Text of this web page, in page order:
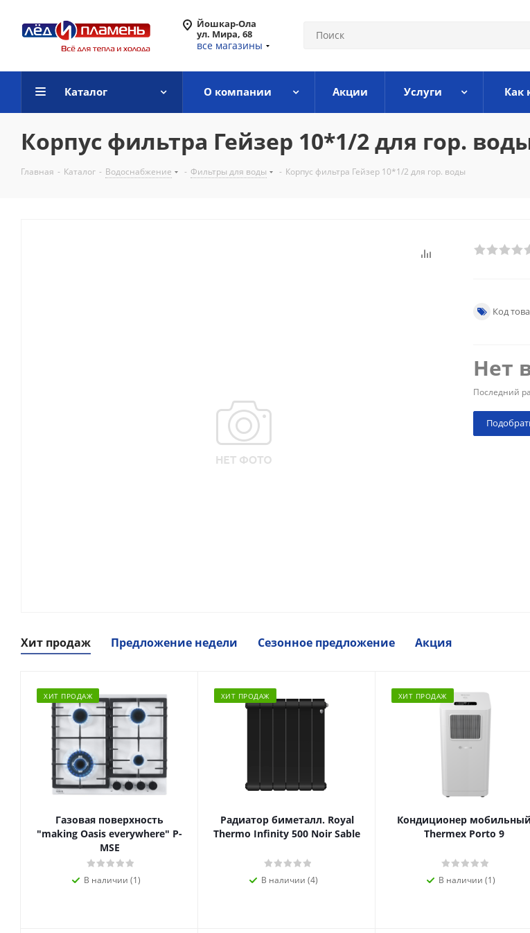
Йошкар-Ола
ул. Мира, 68
все магазины
Каталог О компании Акции Услуги Как
Корпус фильтра Гейзер 10*1/2 для гор.
Главная - Каталог - Водоснабжение - Фильтры для воды - Корпус фильтра Гейзер 10*1/2 для гор. воды
Код
Нет
Последний
Хит продаж Предложение недели Сезонное предложение Акция
ХИТ ПРОДАЖ
Газовая поверхность
"making Oasis everywhere" P-
MSE
В наличии (1)
ХИТ ПРОДАЖ
Радиатор биметалл. Royal
Thermo Infinity 500 Noir Sable
В наличии (4)
ХИТ ПРОДАЖ
Кондиционер мобильный
Thermex Porto 9
В наличии (1)